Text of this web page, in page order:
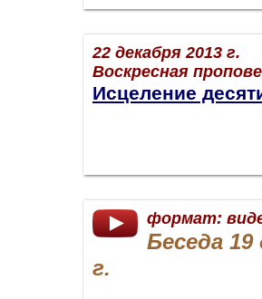
22 декабря 2013 г.
Воскресная
Исцеление
формат:
Беседа 19
г.